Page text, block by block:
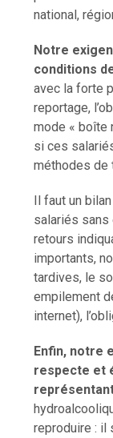
national,
Notre
conditions
avec la forte
reportage,
mode « boîte
si ces
méthodes de
Il faut un
salariés sans
retours
importants,
tardives, le
empilement
internet),
Enfin, notre
respecte et
reproduire : il